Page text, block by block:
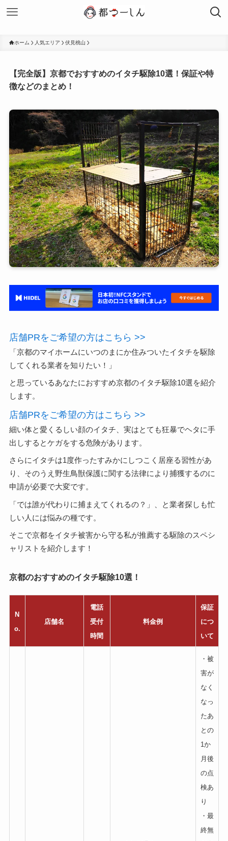
ホーム 人気エリア 伏見桃山
【完全版】京都でおすすめのイタチ駆除10選！保証や特
徴などのまとめ！
店舗PRをご希望の方はこちら >>
「京都のマイホームにいつのまにか住みついたイタチを駆除
してくれる業者を知りたい！」
と思っているあなたにおすすめ京都のイタチ駆除10選を紹介
します。
店舗PRをご希望の方はこちら >>
細い体と愛くるしい顔のイタチ、実はとても狂暴でヘタに手
出しするとケガをする危険があります。
さらにイタチは1度作ったすみかにしつこく居座る習性があ
り、そのうえ野生鳥獣保護に関する法律により捕獲するのに
申請が必要で大変です。
「では誰が代わりに捕まえてくれるの？」、と業者探しも忙
しい人には悩みの種です。
そこで京都をイタチ被害から守る私が推薦する駆除のスペシ
ャリストを紹介します！
京都のおすすめのイタチ駆除10選！
N
o.
店舗名
電話
受付
時間
料金例
保証
につ
いて
・被
害が
なく
なっ
たあ
との
1か
月後
の点
検あ
り
・最
終無